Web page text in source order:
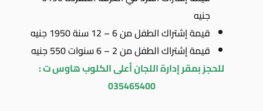
جنيه
قيمة إشتراك الطفل من 6 – 12 سنة 1950 جنيه
قيمة إشتراك الطفل من 2 – 6 سنوات 550 جنيه
للحجز بمقر إدارة اللجان أعلى الكلوب هاوس ت :
035465400